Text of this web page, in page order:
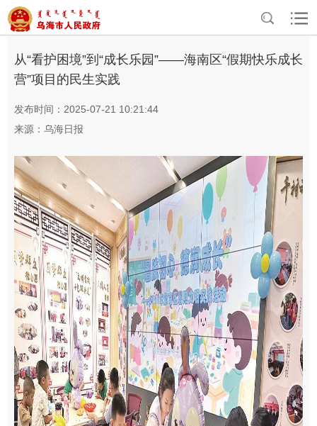
首页>资讯中心 > 乌海要闻
从“看护困境”到“成长乐园”——海南区“假期快乐成长
营”项目的民生实践
发布时间：2025-07-21 10:21:44
来源：乌海日报